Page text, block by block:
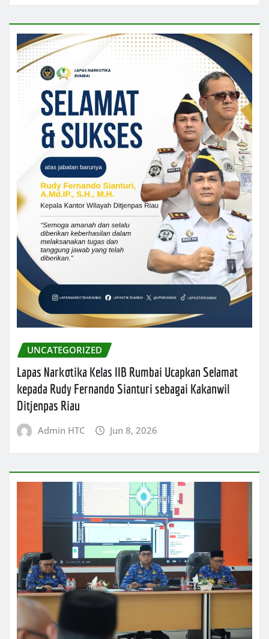
UNCATEGORIZED
Lapas Narkotika Kelas IIB Rumbai Ucapkan Selamat
kepada Rudy Fernando Sianturi sebagai Kakanwil
Ditjenpas Riau
Admin HTC Jun 8, 2026